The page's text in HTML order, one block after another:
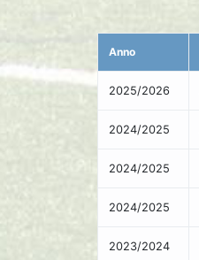
Anno
2025/2026
2024/2025
2024/2025
2024/2025
2023/2024